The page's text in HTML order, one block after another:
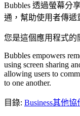
Bubbles 透過螢幕分
通，幫助使用者傳遞
您是這個應用程式的
Bubbles empowers
using screen sharing
allowing users to
to one another.
目錄: Business其他協